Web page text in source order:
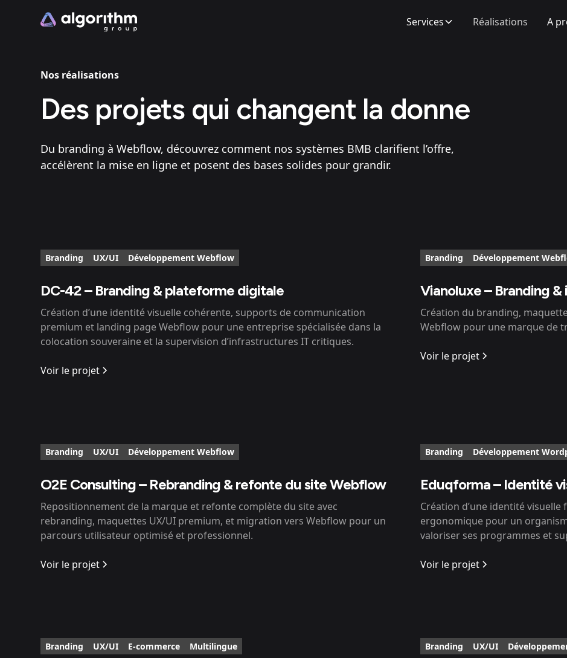
Services Réalisations A
Nos réalisations
Des projets qui changent la donne
Du branding à Webflow, découvrez comment nos systèmes BMB clarifient l’offre,
accélèrent la mise en ligne et posent des bases solides pour grandir.
Branding UX/UI Développement Webflow
DC-42 – Branding & plateforme digitale
Création d’une identité visuelle cohérente, supports de communication
premium et landing page Webflow pour une entreprise spécialisée dans la
colocation souveraine et la supervision d’infrastructures IT critiques.
Voir le projet
Branding Développement
Vianoluxe – Branding
Création du branding,
Webflow pour une marque de
Voir le projet
Branding UX/UI Développement Webflow
O2E Consulting – Rebranding & refonte du site Webflow
Repositionnement de la marque et refonte complète du site avec
rebranding, maquettes UX/UI premium, et migration vers Webflow pour un
parcours utilisateur optimisé et professionnel.
Voir le projet
Branding Développement
Eduqforma – Identité
Création d’une identité
ergonomique pour un
valoriser ses programmes et
Voir le projet
Branding UX/UI E-commerce Multilingue Branding UX/UI